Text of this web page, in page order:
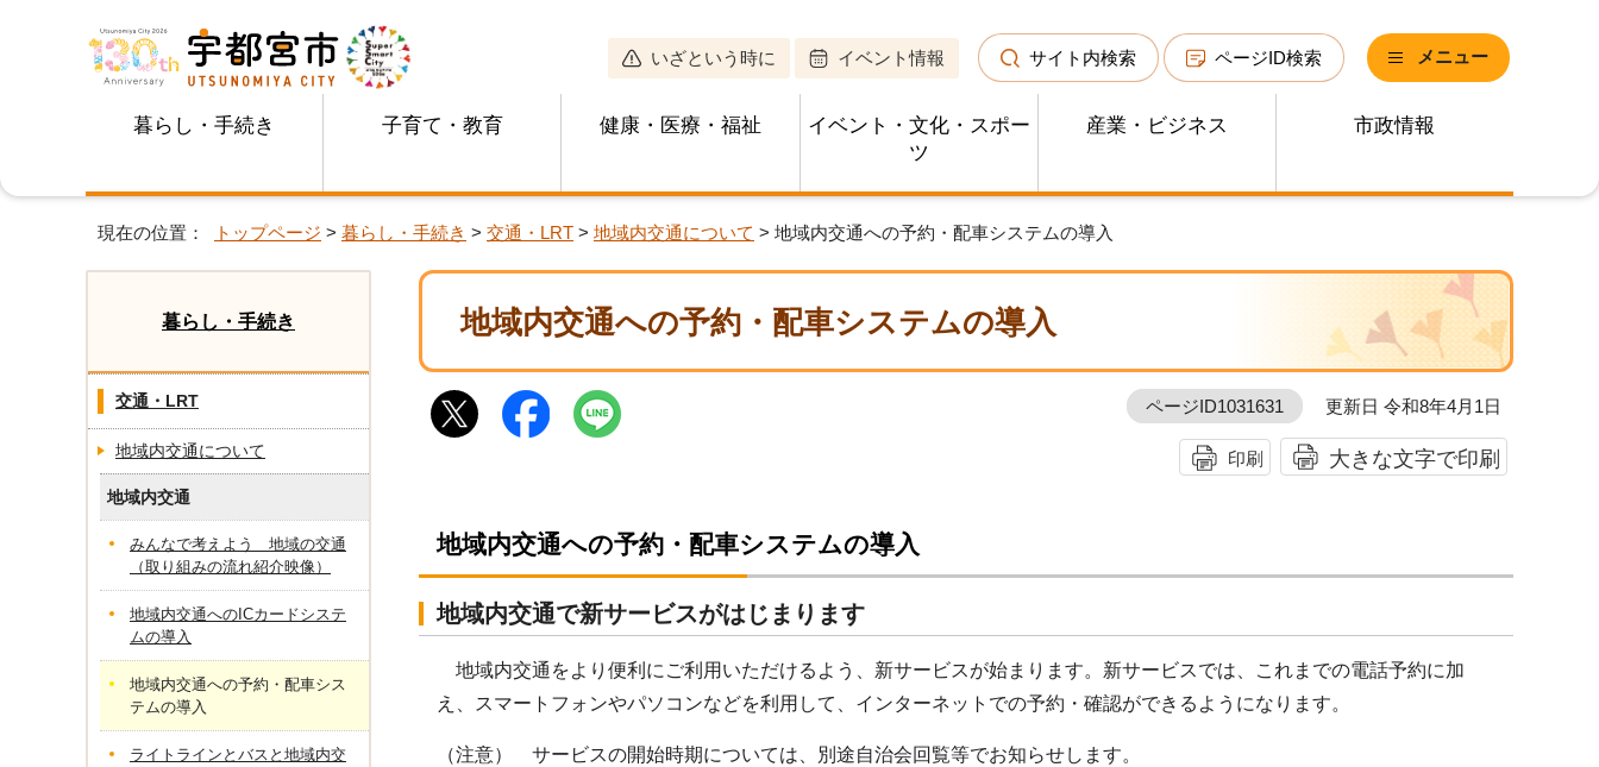
いざという時に イベント情報 サイト内検索 ページID検索 メニュー
暮らし・手続き 子育て・教育 健康・医療・福祉
イベント・文化・スポー
ツ
産業・ビジネス 市政情報
現在の位置： トップページ > 暮らし・手続き > 交通・LRT > 地域内交通について > 地域内交通への予約・配車システムの導入
地域内交通への予約・配車システムの導入
ページID1031631 更新日 令和8年4月1日
印刷 大きな文字で印刷
地域内交通への予約・配車システムの導入
地域内交通で新サービスがはじまります
地域内交通をより便利にご利用いただけるよう、新サービスが始まります。新サービスでは、これまでの電話予約に加
え、スマートフォンやパソコンなどを利用して、インターネットでの予約・確認ができるようになります。
（注意） サービスの開始時期については、別途自治会回覧等でお知らせします。
暮らし・手続き
交通・LRT
地域内交通について
地域内交通
みんなで考えよう 地域の交通
（取り組みの流れ紹介映像）
地域内交通へのICカードシステ
ムの導入
地域内交通への予約・配車シス
テムの導入
ライトラインとバスと地域内交